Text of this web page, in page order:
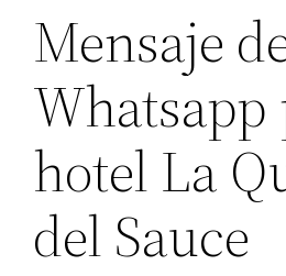
Mensaje
Whatsapp
hotel La
del Sauce